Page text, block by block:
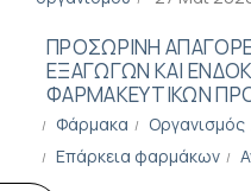
ΠΡΟΣΩΡΙΝΗ
ΕΞΑΓΩΓΩΝ ΚΑΙ
ΦΑΡΜΑΚΕΥΤΙΚΩΝ
Φάρμακα Οργανισμός
Επάρκεια φαρμάκων